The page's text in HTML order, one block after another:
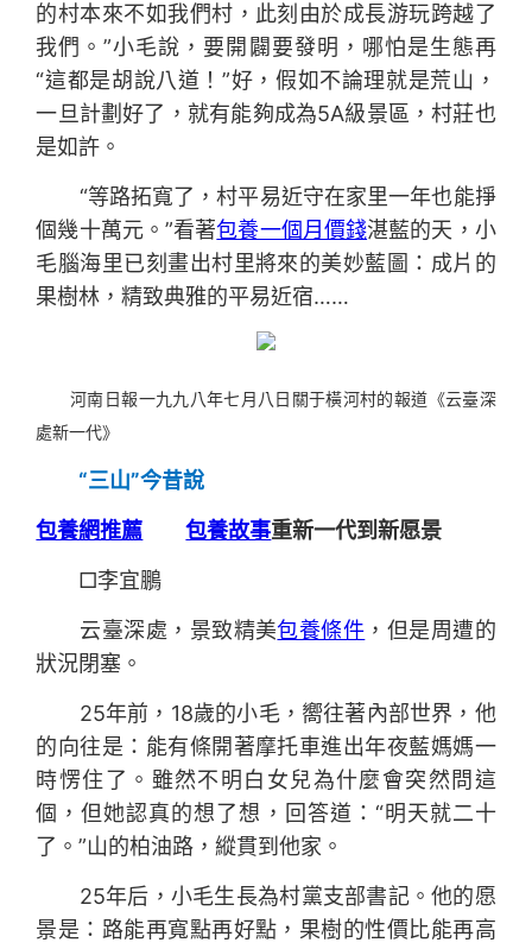
的村本來不如我們村，此刻由於成長游玩跨越了
我們。”小毛說，要開闢要發明，哪怕是生態再
“這都是胡說八道！”好，假如不論理就是荒山，
一旦計劃好了，就有能夠成為5A級景區，村莊也
是如許。
“等路拓寬了，村平易近守在家里一年也能掙
個幾十萬元。”看著包養一個月價錢湛藍的天，小
毛腦海里已刻畫出村里將來的美妙藍圖：成片的
果樹林，精致典雅的平易近宿……
河南日報一九九八年七月八日關于橫河村的報道《云臺深
處新一代》
“三山”今昔說
包養網推薦
包養故事重新一代到新愿景
□李宜鵬
云臺深處，景致精美包養條件 ，但是周遭的
狀況閉塞。
25年前，18歲的小毛，嚮往著內部世界，他
的向往是：能有條開著摩托車進出年夜藍媽媽一
時愣住了。雖然不明白女兒為什麼會突然問這
個，但她認真的想了想，回答道：“明天就二十
了。”山的柏油路，縱貫到他家。
25年后，小毛生長為村黨支部書記。他的愿
景是：路能再寬點再好點，果樹的性價比能再高